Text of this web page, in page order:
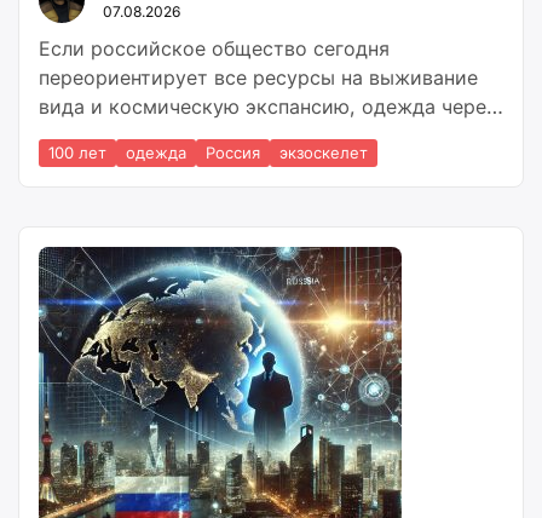
07.08.2026
Если российское общество сегодня
переориентирует все ресурсы на выживание
вида и космическую экспансию, одежда через
100 лет перестанет быть способом
самовыражения или социальным маркером
100 лет одежда Россия экзоскелет